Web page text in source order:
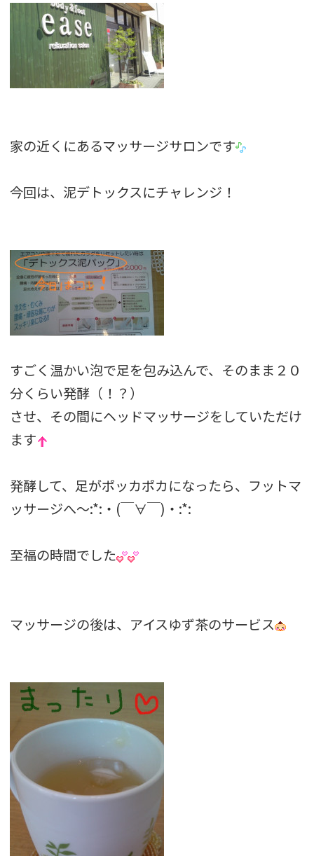
家の近くにあるマッサージサロンです
今回は、泥デトックスにチャレンジ！
すごく温かい泡で足を包み込んで、そのまま２０
分くらい発酵（！？）
させ、 その間にヘッドマッサージをしていただけ
ます
発酵して、足がポッカポカになったら、フットマ
ッサージへ～:*:・(￣∀￣)・:*:
至福の時間でした
マッサージの後は、アイスゆず茶のサービス